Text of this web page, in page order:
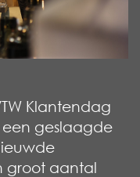
Klantendag
geslaagde
groot aantal